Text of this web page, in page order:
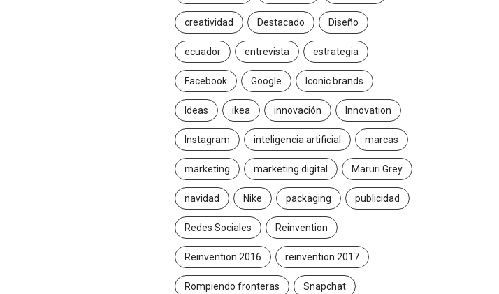
creatividad Destacado Diseño
ecuador entrevista estrategia
Facebook Google Iconic brands
Ideas ikea innovación Innovation
Instagram inteligencia artificial marcas
marketing marketing digital Maruri Grey
navidad Nike packaging publicidad
Redes Sociales Reinvention
Reinvention 2016 reinvention 2017
Rompiendo fronteras Snapchat